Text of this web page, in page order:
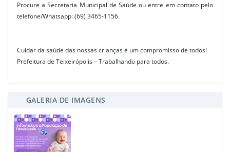
Procure a Secretaria Municipal de Saúde ou entre em contato pelo
telefone/Whatsapp: (69) 3465-1156.
Cuidar da saúde das nossas crianças é um compromisso de todos!
Prefeitura de Teixeirópolis – Trabalhando para todos.
GALERIA DE IMAGENS